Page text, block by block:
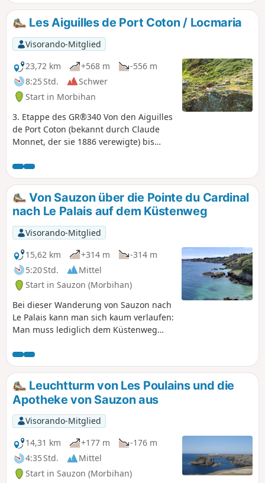
Les Aiguilles de Port Coton / Locmaria
Visorando-Mitglied
23,72 km
+568 m
-556 m
8:25 Std.
Schwer
Start in Morbihan
3. Etappe des GR®340 Von den Aiguilles
de Port Coton (bekannt durch Claude
Monnet, der sie 1886 verewigte) bis
Von Sauzon über die Pointe du Cardinal
nach Le Palais auf dem Küstenweg
Visorando-Mitglied
15,62 km
+314 m
-314 m
5:20 Std.
Mittel
Start in Sauzon (Morbihan)
Bei dieser Wanderung von Sauzon nach
Le Palais kann man sich kaum verlaufen:
Man muss lediglich dem Küstenweg
einer Abfolge von Aufstiegen und
Abstiegen, die die Strecke recht
anspruchsvoll machen, den Hafen von
Le Palais (siehe praktische
Informationen).
Leuchtturm von Les Poulains und die
Apotheke von Sauzon aus
Visorando-Mitglied
14,31 km
+177 m
-176 m
4:35 Std.
Mittel
Start in Sauzon (Morbihan)